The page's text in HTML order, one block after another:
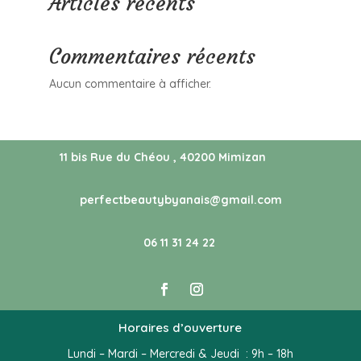
Commentaires récents
Aucun commentaire à afficher.
11 bis Rue du Chéou , 40200 Mimizan
perfectbeautybyanais@gmail.com
06 11 31 24 22
Horaires d’ouverture
Lundi – Mardi – Mercredi & Jeudi : 9h – 18h